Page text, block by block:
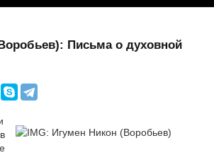
Письма о духовной